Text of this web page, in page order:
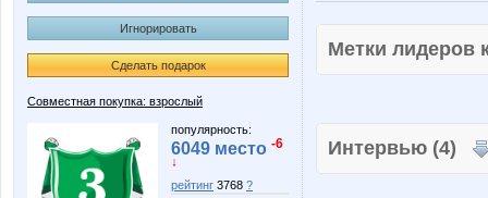
Игнорировать
Сделать подарок
Совместная покупка: взрослый
популярность:
6049 место -6
↓
рейтинг 3768 ?
Метки
Интервью (4)